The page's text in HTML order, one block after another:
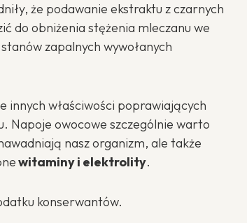
że podawanie ekstraktu z czarnych
do obniżenia stężenia mleczanu we
zapalnych wywołanych
innych właściwości poprawiających
Napoje owocowe szczególnie warto
nasz organizm, ale także
witaminy i elektrolity.
konserwantów.